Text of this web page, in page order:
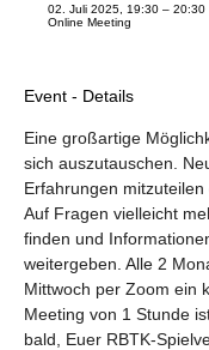
02. Juli 2025, 19:30 – 20:30
Online Meeting
Event - Details
Eine großartige
sich auszutauschen.
Erfahrungen mitzuteilen
Auf Fragen vielleicht
finden und
weitergeben. Alle 2
Mittwoch per Zoom ein
Meeting von 1 Stunde
bald, Euer RBTK-